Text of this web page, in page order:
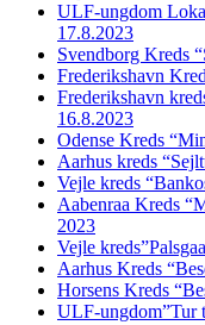
ULF-ungdom
17.8.2023
Svendborg Kreds
Frederikshavn
Frederikshavn
16.8.2023
Odense Kreds
Aarhus kreds
Vejle kreds
Aabenraa Kreds
2023
Vejle
Aarhus Kreds
Horsens Kreds
ULF-ungdom”Tur